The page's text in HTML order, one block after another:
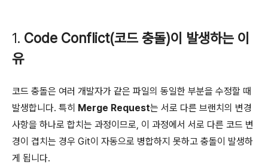
1. Code Conflict(코드 충돌)이 발생하는 이
유
코드 충돌은 여러 개발자가 같은 파일의 동일한 부분을 수정할 때
발생합니다. 특히 Merge Request는 서로 다른 브랜치의 변경
사항을 하나로 합치는 과정이므로, 이 과정에서 서로 다른 코드 변
경이 겹치는 경우 Git이 자동으로 병합하지 못하고 충돌이 발생하
게 됩니다.